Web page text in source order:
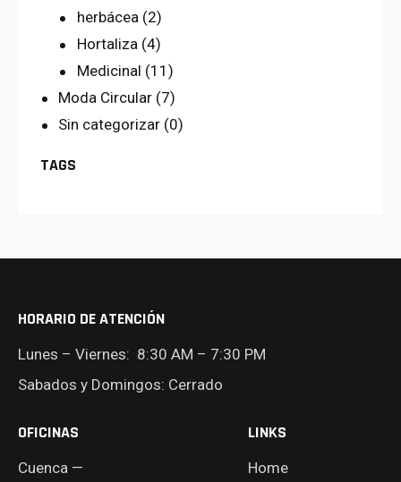
herbácea (2)
Hortaliza (4)
Medicinal (11)
Moda Circular (7)
Sin categorizar (0)
TAGS
HORARIO DE ATENCIÓN
Lunes – Viernes: 8:30 AM – 7:30 PM
Sabados y Domingos: Cerrado
OFICINAS
Cuenca —
LINKS
Home